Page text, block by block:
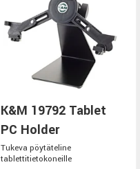
K&M 19792 Tablet
PC Holder
Tukeva pöytäteline
tablettitietokoneille